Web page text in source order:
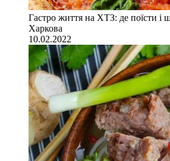
Гастро життя на ХТЗ: де поїсти і
Харкова
10.02.2022